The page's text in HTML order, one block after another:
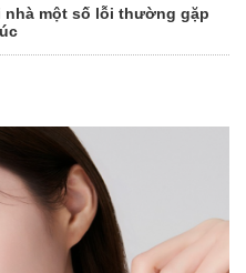
một số lỗi thường gặp